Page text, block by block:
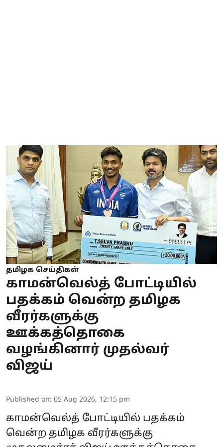
தமிழக செய்திகள்
காமன்வெல்த் போட்டியில்
பதக்கம் வென்ற தமிழக
வீரர்களுக்கு
ஊக்கத்தொகை
வழங்கினார் முதல்வர்
விஜய்
Published on: 05 Aug 2026, 12:15 pm
காமன்வெல்த் போட்டியில் பதக்கம்
வென்ற தமிழக வீரர்களுக்கு